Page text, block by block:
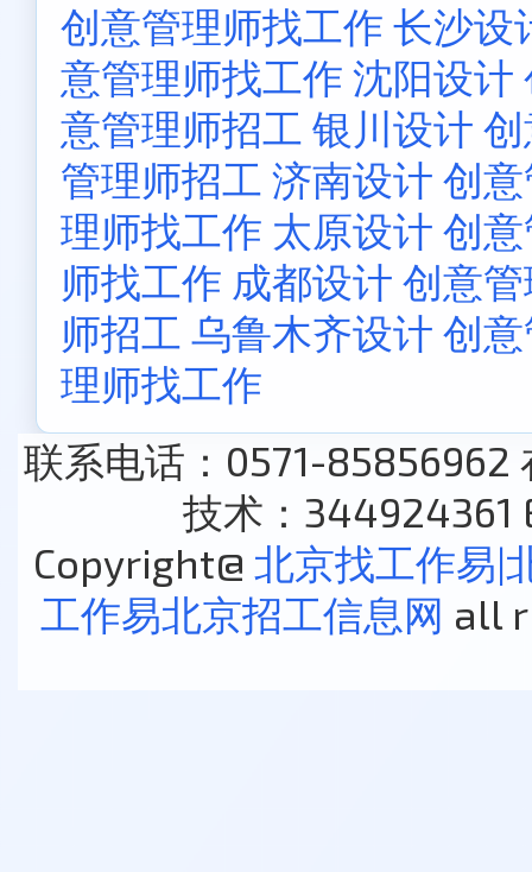
创意管理师找工作 长沙设
意管理师找工作 沈阳设计
意管理师招工 银川设计
管理师招工 济南设计 创
理师找工作 太原设计 创
师找工作 成都设计 创意
师招工 乌鲁木齐设计 创
理师找工作
联系电话：0571-85856962
技术：344924361
Copyright@ 北京找工作易|
工作易北京招工信息网 all